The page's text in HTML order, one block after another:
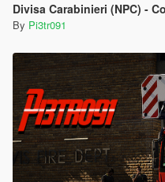
Divisa Carabinieri (NPC) -
By Pi3tr091